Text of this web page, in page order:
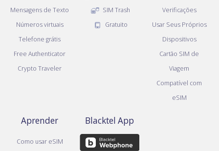
Mensagens de Texto
Números virtuais
Telefone grátis
Free Authenticator
Crypto Traveler
SIM Trash
Gratuito
Verificações
Usar Seus Próprios
Dispositivos
Cartão SIM de
Viagem
Compatível com
eSIM
Aprender
Como usar eSIM
Blacktel App